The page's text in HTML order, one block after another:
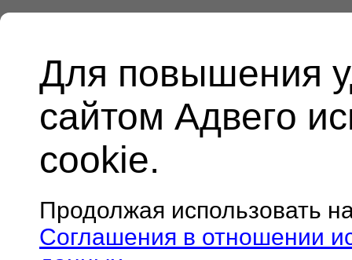
Для повышения
сайтом Адвего
cookie.
Продолжая использовать
Соглашения в отношении